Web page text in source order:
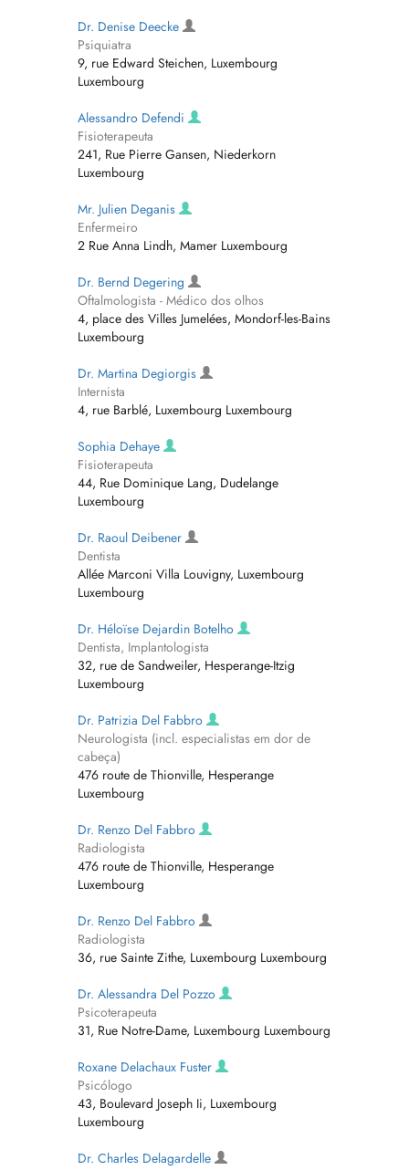
Dr. Denise Deecke
Psiquiatra
9, rue Edward Steichen, Luxembourg
Luxembourg
Alessandro Defendi
Fisioterapeuta
241, Rue Pierre Gansen, Niederkorn
Luxembourg
Mr. Julien Deganis
Enfermeiro
2 Rue Anna Lindh, Mamer Luxembourg
Dr. Bernd Degering
Oftalmologista - Médico dos olhos
4, place des Villes Jumelées, Mondorf-les-Bains
Luxembourg
Dr. Martina Degiorgis
Internista
4, rue Barblé, Luxembourg Luxembourg
Sophia Dehaye
Fisioterapeuta
44, Rue Dominique Lang, Dudelange
Luxembourg
Dr. Raoul Deibener
Dentista
Allée Marconi Villa Louvigny, Luxembourg
Luxembourg
Dr. Héloïse Dejardin Botelho
Dentista, Implantologista
32, rue de Sandweiler, Hesperange-Itzig
Luxembourg
Dr. Patrizia Del Fabbro
Neurologista (incl. especialistas em dor de
cabeça)
476 route de Thionville, Hesperange
Luxembourg
Dr. Renzo Del Fabbro
Radiologista
476 route de Thionville, Hesperange
Luxembourg
Dr. Renzo Del Fabbro
Radiologista
36, rue Sainte Zithe, Luxembourg Luxembourg
Dr. Alessandra Del Pozzo
Psicoterapeuta
31, Rue Notre-Dame, Luxembourg Luxembourg
Roxane Delachaux Fuster
Psicólogo
43, Boulevard Joseph Ii, Luxembourg
Luxembourg
Dr. Charles Delagardelle